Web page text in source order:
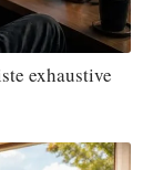
exhaustive